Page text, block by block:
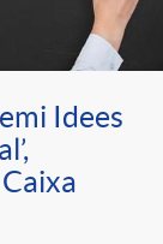
Idees